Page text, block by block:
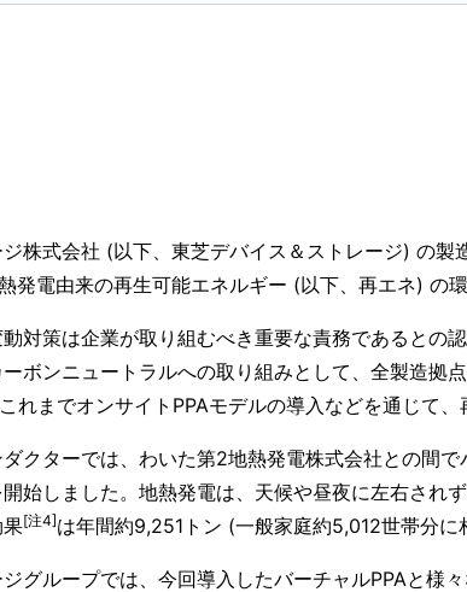
株式会社 (以下、東芝デバイス＆ストレージ) の
発電由来の再生可能エネルギー (以下、再エネ) の
対策は企業が取り組むべき重要な責務であると
ーボンニュートラルへの取り組みとして、全製造
れまでオンサイトPPAモデルの導入などを通じて
クターでは、わいた第2地熱発電株式会社との間
始しました。地熱発電は、天候や昼夜に左右さ
[注4]は年間約9,251トン (一般家庭約5,012世帯分に
グループでは、今回導入したバーチャルPPAと様